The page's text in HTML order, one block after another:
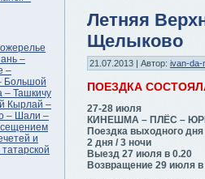
–
–
Большой
– Ташкичу
Кырлай –
– Шали –
и
Летняя
Щелыково
21.07.2013 | Автор: ivan-da-
ПОЕЗДКА
27-28 июля
КИНЕШМА – ПЛЁС –
Поездка выходного дня
2 дня / 3 ночи
Выезд 27 июля в 0.20
Возвращение 29 июля в